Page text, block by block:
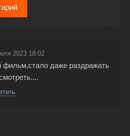
2023 18:02
фильм,стало даже раздражать